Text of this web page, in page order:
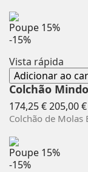
Poupe 15%
-15%
Vista rápida
Adicionar ao
Colchão
174,25 € Preço
normal
205,00 €
Colchão de Molas
Poupe 15%
-15%